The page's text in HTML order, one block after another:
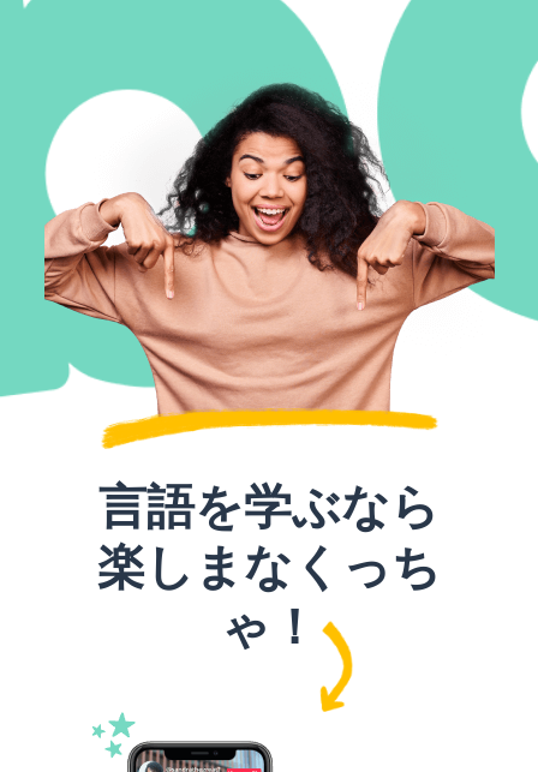
言語を学ぶなら
楽しまなくっち
ゃ！